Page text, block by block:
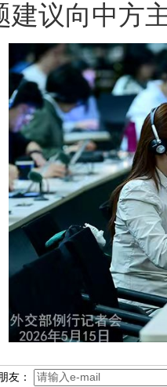
建议向中方
友：